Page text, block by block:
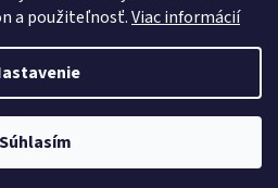
a použiteľnosť.Viac informácií
Súhlasím
Vytvoril Shoptet
EriV. Všetky práva vyhradené.